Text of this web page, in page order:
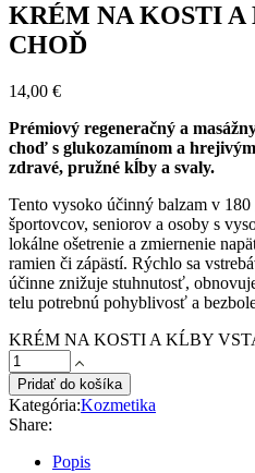
KRÉM NA KOSTI A
CHOĎ
14,00 €
Prémiový regeneračný a
choď s glukozamínom a
zdravé, pružné kĺby a svaly.
Tento vysoko účinný balzam v
športovcov, seniorov a osoby s
lokálne ošetrenie a zmiernenie
ramien či zápästí. Rýchlo sa
účinne znižuje stuhnutosť,
telu potrebnú pohyblivosť a
KRÉM NA KOSTI A KĹBY
Pridať do košíka
Kategória:Kozmetika
Share:
Popis